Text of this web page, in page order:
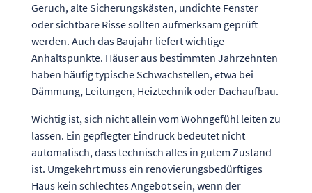
Geruch, alte Sicherungskästen, undichte Fenster
oder sichtbare Risse sollten aufmerksam geprüft
werden. Auch das Baujahr liefert wichtige
Anhaltspunkte. Häuser aus bestimmten Jahrzehnten
haben häufig typische Schwachstellen, etwa bei
Dämmung, Leitungen, Heiztechnik oder Dachaufbau.
Wichtig ist, sich nicht allein vom Wohngefühl leiten zu
lassen. Ein gepflegter Eindruck bedeutet nicht
automatisch, dass technisch alles in gutem Zustand
ist. Umgekehrt muss ein renovierungsbedürftiges
Haus kein schlechtes Angebot sein, wenn der